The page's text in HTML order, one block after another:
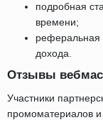
подробная
времени;
реферальная
дохода.
Отзывы
Участники
промоматериалов и